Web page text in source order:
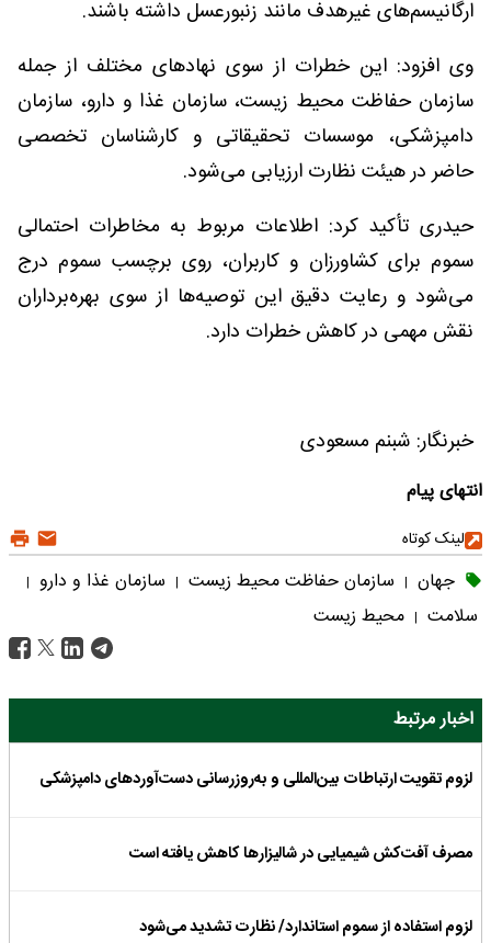
ارگانیسم‌های غیرهدف مانند زنبورعسل داشته باشند.
وی افزود: این خطرات از سوی نهادهای مختلف از جمله
سازمان حفاظت محیط زیست، سازمان غذا و دارو، سازمان
دامپزشکی، موسسات تحقیقاتی و کارشناسان تخصصی
حاضر در هیئت نظارت ارزیابی می‌شود.
حیدری تأکید کرد: اطلاعات مربوط به مخاطرات احتمالی
سموم برای کشاورزان و کاربران، روی برچسب سموم درج
می‌شود و رعایت دقیق این توصیه‌ها از سوی بهره‌برداران
نقش مهمی در کاهش خطرات دارد.
خبرنگار: شبنم مسعودی
انتهای پیام
لینک کوتاه
جهان | سازمان حفاظت محیط زیست | سازمان غذا و دارو |
سلامت | محیط زیست
اخبار مرتبط
لزوم تقویت ارتباطات بین‌المللی و به‌روزرسانی دست‌آوردهای دامپزشکی
مصرف آفت‌کش‌ شیمیایی در شالیزارها کاهش یافته است
لزوم استفاده از سموم استاندارد/ نظارت‌ تشدید می‌شود